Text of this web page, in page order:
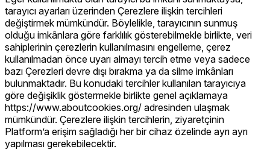
tarayıcı ayarları üzerinden Çerezlere ilişkin tercihleri
değiştirmek mümkündür. Böylelikle, tarayıcının sunmuş
olduğu imkânlara göre farklılık gösterebilmekle birlikte, veri
sahiplerinin çerezlerin kullanılmasını engelleme, çerez
kullanılmadan önce uyarı almayı tercih etme veya sadece
bazı Çerezleri devre dışı bırakma ya da silme imkânları
bulunmaktadır. Bu konudaki tercihler kullanılan tarayıcıya
göre değişiklik göstermekle birlikte genel açıklamaya
https://www.aboutcookies.org/ adresinden ulaşmak
mümkündür. Çerezlere ilişkin tercihlerin, ziyaretçinin
Platform’a erişim sağladığı her bir cihaz özelinde ayrı ayrı
yapılması gerekebilecektir.